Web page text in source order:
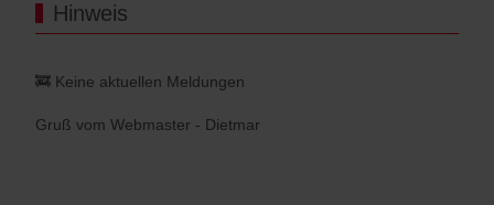
Hinweis
🚒 Keine aktuellen Meldungen
Gruß vom Webmaster - Dietmar